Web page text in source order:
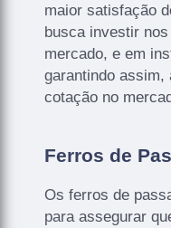
maior satisfação
busca investir
mercado, e em
garantindo assim,
cotação no
Ferros de
Os ferros de
para assegurar